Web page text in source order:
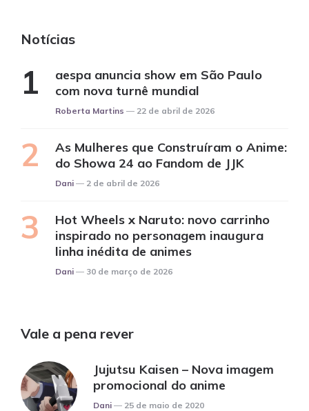
Notícias
aespa anuncia show em São Paulo
com nova turnê mundial
Posted
Roberta Martins 22 de abril de 2026
As Mulheres que Construíram o Anime:
do Showa 24 ao Fandom de JJK
Posted
Dani 2 de abril de 2026
Hot Wheels x Naruto: novo carrinho
inspirado no personagem inaugura
linha inédita de animes
Posted
Dani 30 de março de 2026
Vale a pena rever
Jujutsu Kaisen – Nova imagem
promocional do anime
Posted
Dani 25 de maio de 2020